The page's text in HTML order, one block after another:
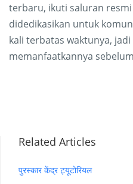
terbaru, ikuti saluran
didedikasikan untuk
kali terbatas waktunya,
memanfaatkannya
Related Articles
पुरस्कार केंद्र ट्यूटोरियल